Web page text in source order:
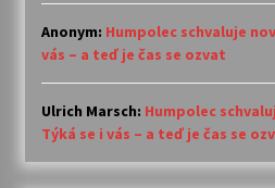
Anonym: Humpolec schvaluje
vás – a teď je čas se ozvat
Ulrich Marsch: Humpolec
Týká se i vás – a teď je čas se